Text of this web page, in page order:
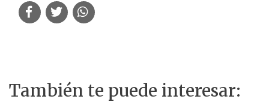
También te puede interesar: